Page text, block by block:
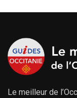
Le meilleur de